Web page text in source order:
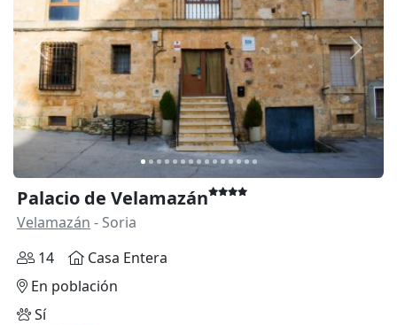
Anterior
Palacio de Velamazán
Velamazán - Soria
14
Casa Entera
En población
Sí